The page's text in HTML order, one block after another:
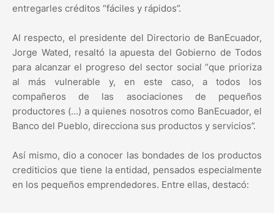
entregarles créditos “fáciles y rápidos”.
Al respecto, el presidente del Directorio de BanEcuador,
Jorge Wated, resaltó la apuesta del Gobierno de Todos
para alcanzar el progreso del sector social “que prioriza
al más vulnerable y, en este caso, a todos los
compañeros de las asociaciones de pequeños
productores (…) a quienes nosotros como BanEcuador, el
Banco del Pueblo, direcciona sus productos y servicios”.
Así mismo, dio a conocer las bondades de los productos
crediticios que tiene la entidad, pensados especialmente
en los pequeños emprendedores. Entre ellas, destacó: